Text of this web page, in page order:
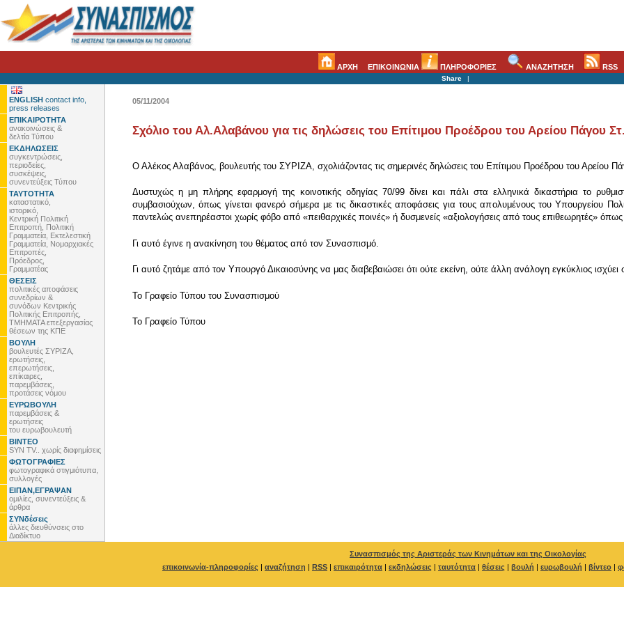
ΑΡΧΗ ΕΠΙΚΟΙΝΩΝΙΑ ΠΛΗΡΟΦΟΡΙΕΣ ΑΝΑΖΗΤΗΣΗ RSS
Share |
ENGLISH contact info,
press releases
ΕΠΙΚΑΙΡΟΤΗΤΑ
ανακοινώσεις &
δελτία Τύπου
ΕΚΔΗΛΩΣΕΙΣ
συγκεντρώσεις,
περιοδείες,
συσκέψεις,
συνεντεύξεις Τύπου
ΤΑΥΤΟΤΗΤΑ
καταστατικό,
ιστορικό,
Κεντρική Πολιτική
Επιτροπή, Πολιτική
Γραμματεία, Εκτελεστική
Γραμματεία, Νομαρχιακές
Επιτροπές,
Πρόεδρος,
Γραμματέας
ΘΕΣΕΙΣ
πολιτικές αποφάσεις
συνεδρίων &
συνόδων Κεντρικής
Πολιτικής Επιτροπής,
ΤΜΗΜΑΤΑ επεξεργασίας
θέσεων της ΚΠΕ
ΒΟΥΛΗ
βουλευτές ΣΥΡΙΖΑ,
ερωτήσεις,
επερωτήσεις,
επίκαιρες,
παρεμβάσεις,
προτάσεις νόμου
ΕΥΡΩΒΟΥΛΗ
παρεμβάσεις &
ερωτήσεις
του ευρωβουλευτή
ΒΙΝΤΕΟ
SYN TV.. χωρίς διαφημίσεις
ΦΩΤΟΓΡΑΦΙΕΣ
φωτογραφικά στιγμιότυπα,
συλλογές
ΕΙΠΑΝ,ΕΓΡΑΨΑΝ
ομιλίες, συνεντεύξεις &
άρθρα
ΣΥΝδέσεις
άλλες διευθύνσεις στο
Διαδίκτυο
05/11/2004
Σχόλιο του Αλ.Αλαβάνου για τις δηλώσεις του Επίτιμου Προέδρου του Αρείου Πάγου
Ο Αλέκος Αλαβάνος, βουλευτής του ΣΥΡΙΖΑ, σχολιάζοντας τις σημερινές δηλώσεις του Επίτιμου Προέδρου του Αρείου
Δυστυχώς η μη πλήρης εφαρμογή της κοινοτικής οδηγίας 70/99 δίνει και πάλι στα ελληνικά δικαστήρια το
συμβασιούχων, όπως γίνεται φανερό σήμερα με τις δικαστικές αποφάσεις για τους απολυμένους του Υπουργείου
παντελώς ανεπηρέαστοι χωρίς φόβο από «πειθαρχικές ποινές» ή δυσμενείς «αξιολογήσεις από τους επιθεωρητές»
Γι αυτό έγινε η ανακίνηση του θέματος από τον Συνασπισμό.
Γι αυτό ζητάμε από τον Υπουργό Δικαιοσύνης να μας διαβεβαιώσει ότι ούτε εκείνη, ούτε άλλη ανάλογη εγκύκλιος ισχύει
Το Γραφείο Τύπου του Συνασπισμού
To Γραφείο Τύπου
Συνασπισμός της Αριστεράς των Κινημάτων και της Οικολογίας
επικοινωνία-πληροφορίες | αναζήτηση | RSS | επικαιρότητα | εκδηλώσεις | ταυτότητα | θέσεις | βουλή | ευρωβουλή | βίντεο |